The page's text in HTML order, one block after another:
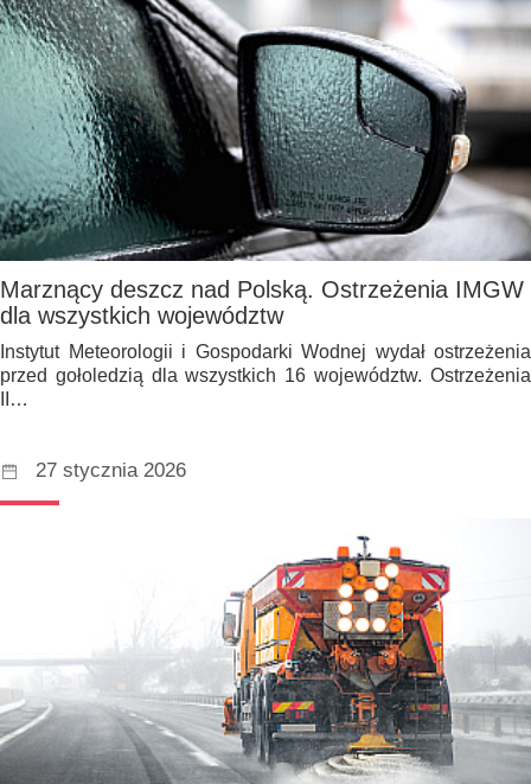
Marznący deszcz nad Polską. Ostrzeżenia IMGW
dla wszystkich województw
Instytut Meteorologii i Gospodarki Wodnej wydał ostrzeżenia
przed gołoledzią dla wszystkich 16 województw. Ostrzeżenia
II…
27 stycznia 2026